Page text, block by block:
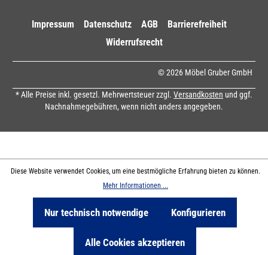
In den Warenkorb
Impressum Datenschutz AGB
Barrierefreiheit
Widerrufsrecht
© 2026 Möbel Gruber GmbH
* Alle Preise inkl. gesetzl. Mehrwertsteuer zzgl. Versandkosten und ggf.
Nachnahmegebühren, wenn nicht anders angegeben.
Diese Website verwendet Cookies, um eine bestmögliche Erfahrung bieten zu können.
Mehr Informationen ...
Nur technisch notwendige Konfigurieren
Alle Cookies akzeptieren